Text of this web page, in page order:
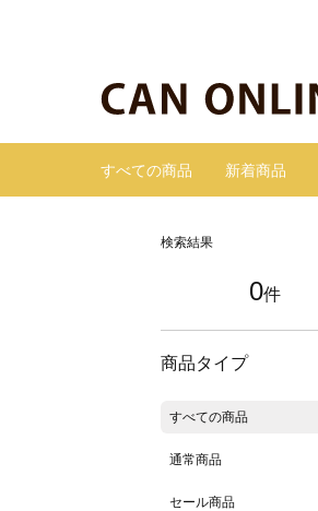
すべての商品 新着商品
検索結果
0件
商品タイプ
すべての商品
通常商品
セール商品